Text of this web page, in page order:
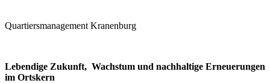
Quartiersmanagement Kranenburg
Lebendige Zukunft, Wachstum und nachhaltige Erneuerungen
im Ortskern